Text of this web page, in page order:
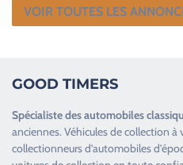
VOIR TOUTES LES
GOOD TIMERS
Spécialiste desautomobiles
anciennes.Véhicules de collection à
collectionneurs d’automobiles